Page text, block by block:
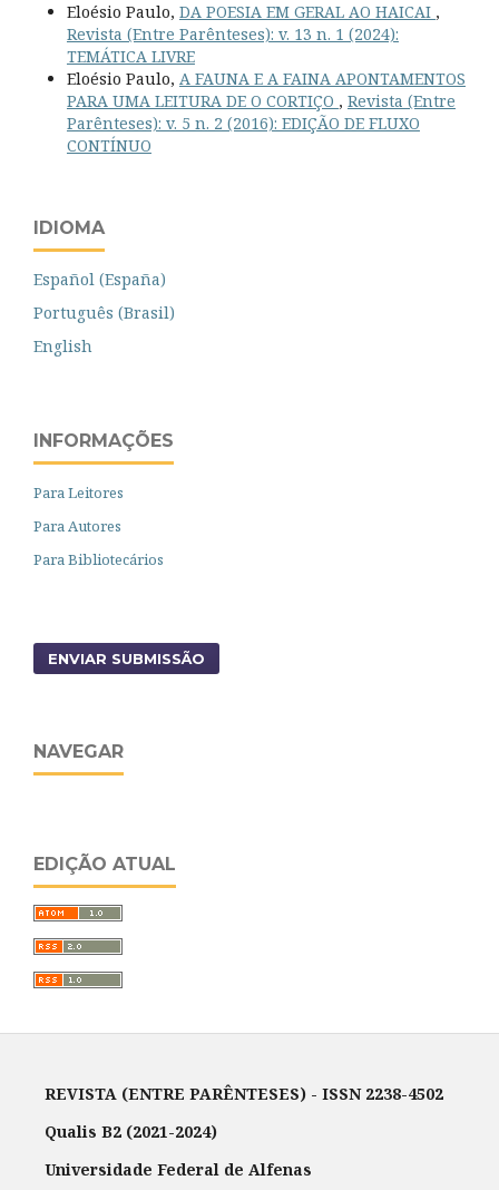
Eloésio Paulo, DA POESIA EM GERAL AO HAICAI ,
Revista (Entre Parênteses): v. 13 n. 1 (2024):
TEMÁTICA LIVRE
Eloésio Paulo, A FAUNA E A FAINA APONTAMENTOS
PARA UMA LEITURA DE O CORTIÇO , Revista (Entre
Parênteses): v. 5 n. 2 (2016): EDIÇÃO DE FLUXO
CONTÍNUO
IDIOMA
Español (España)
Português (Brasil)
English
INFORMAÇÕES
Para Leitores
Para Autores
Para Bibliotecários
ENVIAR SUBMISSÃO
NAVEGAR
EDIÇÃO ATUAL
REVISTA (ENTRE PARÊNTESES) - ISSN 2238-4502
Qualis B2 (2021-2024)
Universidade Federal de Alfenas